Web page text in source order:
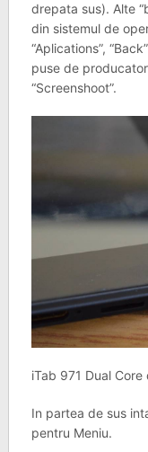
drepata sus). Alte
din sistemul de
“Aplications”,
puse de
“Screenshoot”.
iTab 971 Dual
In partea de sus
pentru Meniu.